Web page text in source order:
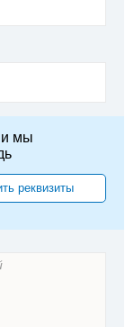
мы
реквизиты